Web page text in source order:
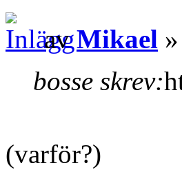
avMikael
bosse skrev:
(varför?)